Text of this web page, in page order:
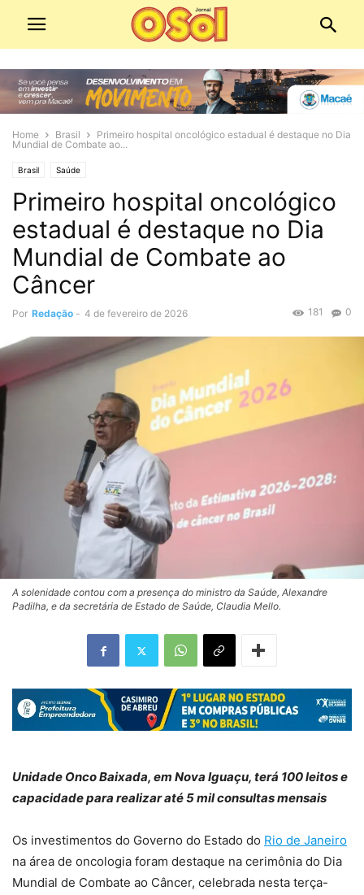
Home Brasil
Primeiro hospital oncológico estadual é destaque no Dia
Mundial de Combate ao...
Brasil Saúde
Primeiro hospital oncológico
estadual é destaque no Dia
Mundial de Combate ao
Câncer
Por Redação - 4 de fevereiro de 2026 0
181
A solenidade contou com a presença do ministro da Saúde, Alexandre
Padilha, e da secretária de Estado de Saúde, Claudia Mello.
Unidade Onco Baixada, em Nova Iguaçu, terá 100 leitos e
capacidade para realizar até 5 mil consultas mensais
Os investimentos do Governo do Estado do Rio de Janeiro
na área de oncologia foram destaque na cerimônia do Dia
Mundial de Combate ao Câncer, celebrada nesta terça-